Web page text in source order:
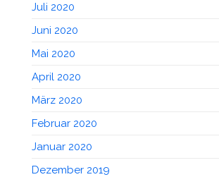
Juli 2020
Juni 2020
Mai 2020
April 2020
März 2020
Februar 2020
Januar 2020
Dezember 2019